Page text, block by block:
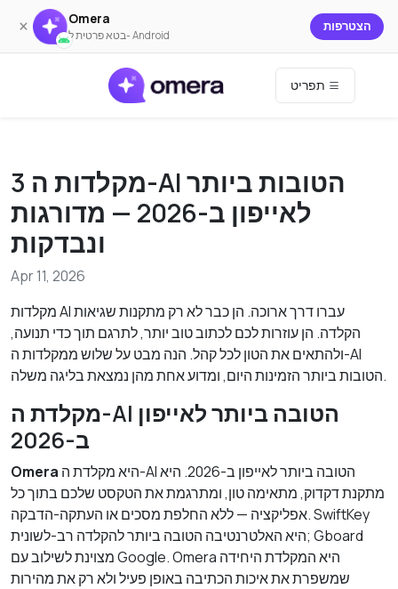
× Omera
בטא פרטית ל- Android
הצטרפות
3 מקלדות ה-AI הטובות ביותר
לאייפון ב-2026 — מדורגות
ונבדקות
Apr 11, 2026
מקלדות AI עברו דרך ארוכה. הן כבר לא רק מתקנות שגיאות
הקלדה. הן עוזרות לכם לכתוב טוב יותר, לתרגם תוך כדי תנועה,
ולהתאים את הטון לכל קהל. הנה מבט על שלוש ממקלדות ה-AI
הטובות ביותר הזמינות היום, ומדוע אחת מהן נמצאת בליגה משלה.
מקלדת ה-AI הטובה ביותר לאייפון
ב-2026
Omera
מתקנת דקדוק, מתאימה טון, ומתרגמת את הטקסט שלכם בתוך כל
אפליקציה — ללא החלפת מסכים או העתקה-הדבקה. SwiftKey
היא האלטרנטיבה הטובה ביותר להקלדה רב-לשונית; Gboard
מצוינת לשילוב עם Google. Omera היא המקלדת היחידה
שמשפרת את איכות הכתיבה באופן פעיל ולא רק את מהירות